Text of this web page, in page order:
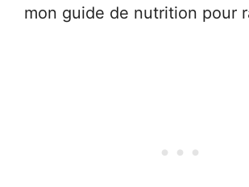
mon guide de nutrition pour